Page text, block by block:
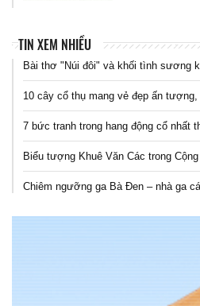
TIN XEM NHIỀU
Bài thơ "Núi đôi" và khối tình sương
10 cây cổ thụ mang vẻ đẹp ấn
7 bức tranh trong hang động cổ nhất
Biểu tượng Khuê Văn Các trong
Chiêm ngưỡng ga Bà Đen – nhà ga